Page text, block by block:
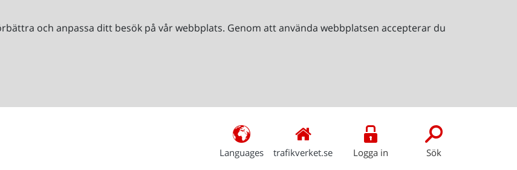
och anpassa ditt besök på vår webbplats. Genom att använda webbplatsen accepterar du
Languages trafikverket.se Logga in Sök